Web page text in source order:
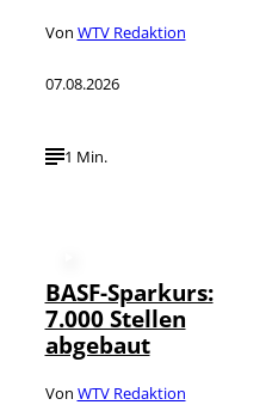
Von WTV Redaktion
07.08.2026
1 Min.
BASF-Sparkurs:
7.000 Stellen
abgebaut
Von WTV Redaktion